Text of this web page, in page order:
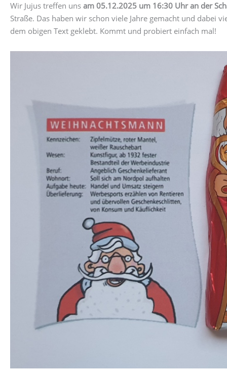
Wir Jujus treffen uns am 05.12.2025 um 16:30 Uhr an der
Straße. Das haben wir schon viele Jahre gemacht und dabei
dem obigen Text geklebt. Kommt und probiert einfach mal!